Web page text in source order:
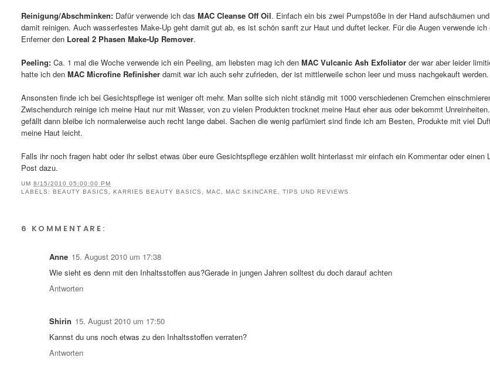
Reinigung/Abschminken: Dafür verwende ich das MAC Cleanse Off Oil. Einfach ein bis zwei Pumpstöße in der Hand aufschäumen
damit reinigen. Auch wasserfestes Make-Up geht damit gut ab, es ist schön sanft zur Haut und duftet lecker. Für die Augen verwende ich
Enferner den Loreal 2 Phasen Make-Up Remover.
Peeling: Ca. 1 mal die Woche verwende ich ein Peeling, am liebsten mag ich denMAC Vulcanic Ash Exfoliator der war aber leider
hatte ich denMAC Microfine Refinisherdamit war ich auch sehr zufrieden, der ist mittlerweile schon leer und muss nachgekauft werden.
Ansonsten finde ich bei Gesichtspflege ist weniger oft mehr. Man sollte sich nicht ständig mit 1000 verschiedenen Cremchen
Zwischendurch reinige ich meine Haut nur mit Wasser, von zu vielen Produkten trocknet meine Haut eher aus oder bekommt
gefällt dann bleibe ich normalerweise auch recht lange dabei. Sachen die wenig parfümiert sind finde ich am Besten, Produkte mit viel
meine Haut leicht.
Falls ihr noch fragen habt oder ihr selbst etwas über eure Gesichtspflege erzählen wollt hinterlasst mir einfach ein Kommentar oder einen
Post dazu.
UM8/15/2010 05:00:00 PM
LABELS:BEAUTY BASICS ,KARRIES BEAUTY BASICS ,MAC ,MAC SKINCARE ,TIPS UND REVIEWS
6 KOMMENTARE:
Anne 15. August 2010 um 17:38
Wie sieht es denn mit den Inhaltsstoffen aus?Gerade in jungen Jahren solltest du doch darauf achten
Antworten
Shirin 15. August 2010 um 17:50
Kannst du uns noch etwas zu den Inhaltsstoffen verraten?
Antworten